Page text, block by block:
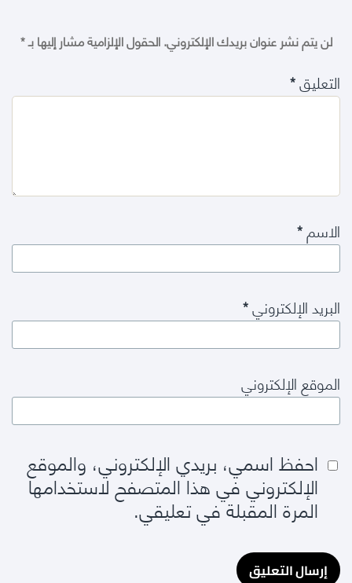
لن يتم نشر عنوان بريدك الإلكتروني.الحقول الإلزامية مشار إليها بـ*
التعليق*
الاسم*
البريد الإلكتروني*
الموقع الإلكتروني
احفظ اسمي، بريدي الإلكتروني، والموقع
الإلكتروني في هذا المتصفح لاستخدامها
المرة المقبلة في تعليقي.